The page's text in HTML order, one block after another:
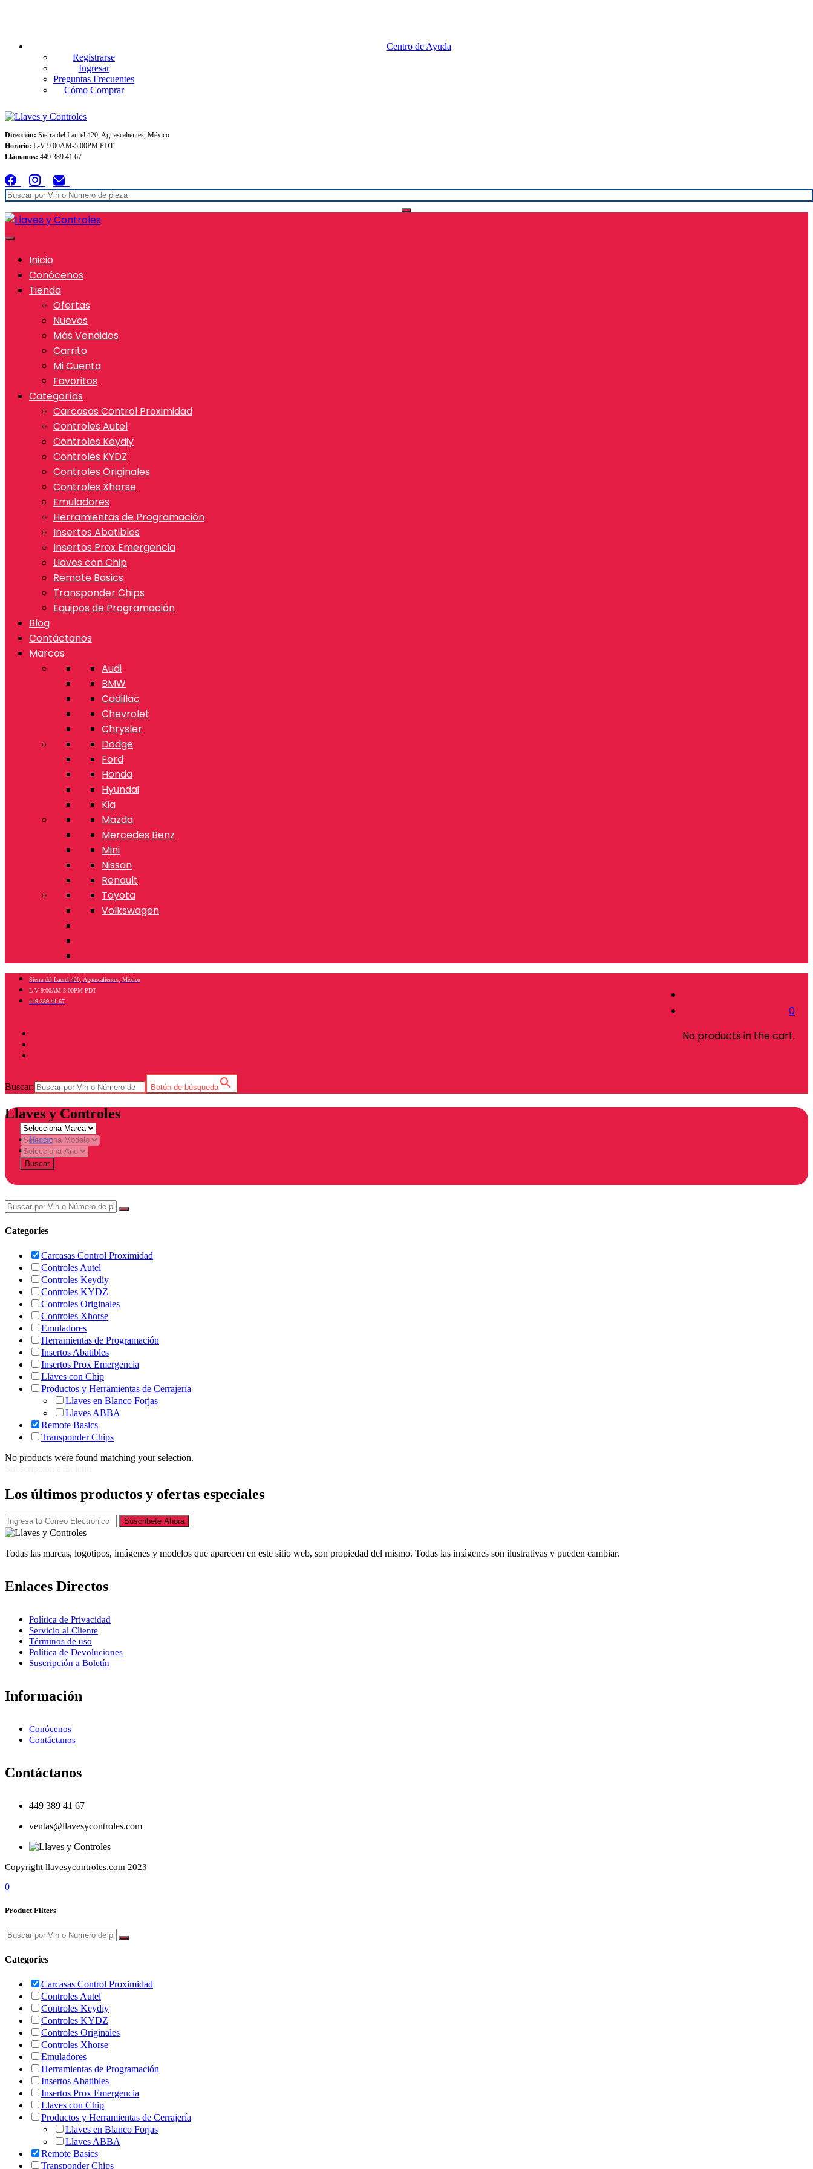
Centro de Ayuda
Registrarse
Ingresar
Preguntas Frecuentes
Cómo Comprar
Dirección: Sierra del Laurel 420, Aguascalientes, México
Horario: L-V 9:00AM-5:00PM PDT
Llámanos: 449 389 41 67
Inicio
Conócenos
Tienda
Ofertas
Nuevos
Más Vendidos
Carrito
Mi Cuenta
Favoritos
Categorías
Carcasas Control Proximidad
Controles Autel
Controles Keydiy
Controles KYDZ
Controles Originales
Controles Xhorse
Emuladores
Herramientas de Programación
Insertos Abatibles
Insertos Prox Emergencia
Llaves con Chip
Remote Basics
Transponder Chips
Equipos de Programación
Blog
Contáctanos
Marcas
Audi
BMW
Cadillac
Chevrolet
Chrysler
Dodge
Ford
Honda
Hyundai
Kia
Mazda
Mercedes Benz
Mini
Nissan
Renault
Toyota
Volkswagen
0
No products in the cart.
Sierra del Laurel 420, Aguascalientes, México
L-V 9:00AM-5:00PM PDT
449 389 41 67
Buscar: Botón de búsqueda
Llaves y Controles
Home
Tienda
Buscar
Categories
Carcasas Control Proximidad
Controles Autel
Controles Keydiy
Controles KYDZ
Controles Originales
Controles Xhorse
Emuladores
Herramientas de Programación
Insertos Abatibles
Insertos Prox Emergencia
Llaves con Chip
Productos y Herramientas de Cerrajería
Llaves en Blanco Forjas
Llaves ABBA
Remote Basics
Transponder Chips
No products were found matching your selection.
Los últimos productos y ofertas especiales
Suscribete Ahora
Todas las marcas, logotipos, imágenes y modelos que aparecen en este sitio web, son propiedad del mismo. Todas las imágenes son ilustrativas y pueden cambiar.
Enlaces Directos
Política de Privacidad
Servicio al Cliente
Términos de uso
Política de Devoluciones
Suscripción a Boletín
Información
Conócenos
Contáctanos
Contáctanos
449 389 41 67
ventas@llavesycontroles.com
Copyright llavesycontroles.com 2023
0
Product Filters
Categories
Carcasas Control Proximidad
Controles Autel
Controles Keydiy
Controles KYDZ
Controles Originales
Controles Xhorse
Emuladores
Herramientas de Programación
Insertos Abatibles
Insertos Prox Emergencia
Llaves con Chip
Productos y Herramientas de Cerrajería
Llaves en Blanco Forjas
Llaves ABBA
Remote Basics
Transponder Chips